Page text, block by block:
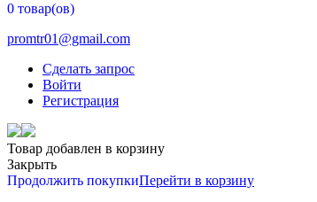
0 товар(ов)
promtr01@gmail.com
Сделать запрос
Войти
Регистрация
Товар добавлен в корзину
Закрыть
Продолжить покупкиПерейти в корзину